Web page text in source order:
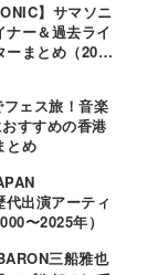
】サマソニ
ナー＆過去ライ
ーまとめ（2000
ェス旅！音楽
すすめの香港
とめ
出演アーティ
〜2025年）
三船雅也